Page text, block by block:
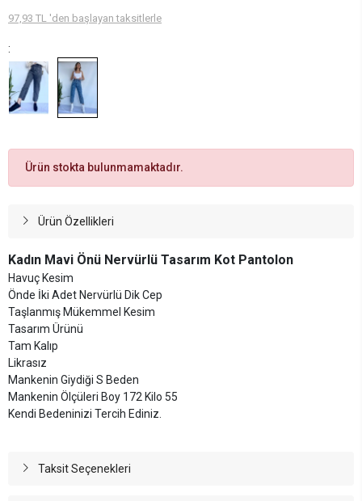
97,93 TL 'den başlayan taksitlerle
:
Ürün stokta bulunmamaktadır.
Ürün Özellikleri
Kadın Mavi Önü Nervürlü Tasarım Kot Pantolon
Havuç Kesim
Önde İki Adet Nervürlü Dik Cep
Taşlanmış Mükemmel Kesim
Tasarım Ürünü
Tam Kalıp
Likrasız
Mankenin Giydiği S Beden
Mankenin Ölçüleri Boy 172 Kilo 55
Kendi Bedeninizi Tercih Ediniz.
Taksit Seçenekleri